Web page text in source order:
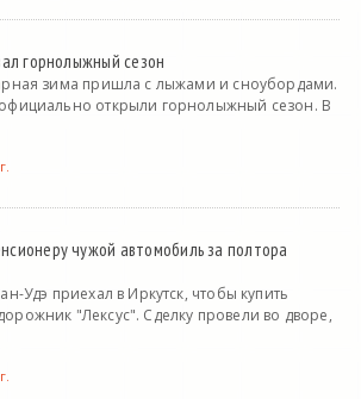
горнолыжный сезон
зима пришла с лыжами и сноубордами.
открыли горнолыжный сезон. В
чужой автомобиль за полтора
Удэ приехал в Иркутск, чтобы купить
"Лексус". Сделку провели во дворе,